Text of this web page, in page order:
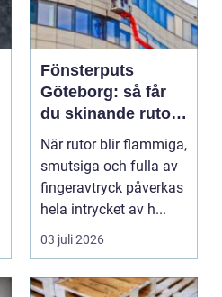
Fönsterputs
Göteborg: så får
du skinande rutor
året runt
När rutor blir flammiga,
smutsiga och fulla av
fingeravtryck påverkas
hela intrycket av h...
03 juli 2026